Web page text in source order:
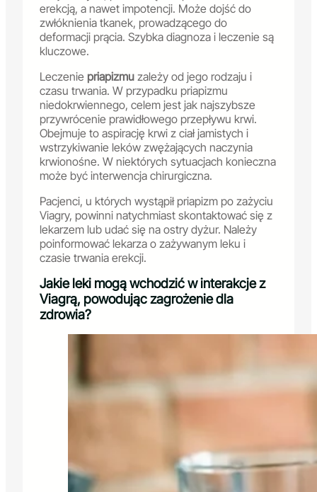
erekcją, a nawet impotencji. Może dojść do
zwłóknienia tkanek, prowadzącego do
deformacji prącia. Szybka diagnoza i leczenie są
kluczowe.
Leczenie priapizmu zależy od jego rodzaju i
czasu trwania. W przypadku priapizmu
niedokrwiennego, celem jest jak najszybsze
przywrócenie prawidłowego przepływu krwi.
Obejmuje to aspirację krwi z ciał jamistych i
wstrzykiwanie leków zwężających naczynia
krwionośne. W niektórych sytuacjach konieczna
może być interwencja chirurgiczna.
Pacjenci, u których wystąpił priapizm po zażyciu
Viagry, powinni natychmiast skontaktować się z
lekarzem lub udać się na ostry dyżur. Należy
poinformować lekarza o zażywanym leku i
czasie trwania erekcji.
Jakie leki mogą wchodzić w interakcje z
Viagrą, powodując zagrożenie dla
zdrowia?